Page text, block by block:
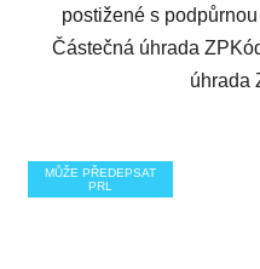
postižené s
Částečná úhrada
úhrada
MŮŽE PŘEDEPSAT
PRL